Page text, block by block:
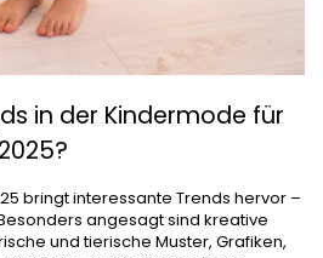
in der Kindermode für
bringt interessante Trends hervor –
angesagt sind kreative
und tierische Muster, Grafiken,